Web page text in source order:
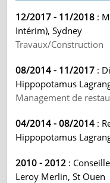
12/2017 - 11/2018 :
Intérim), Sydney
Travaux/Construction
08/2014 - 11/2017 :
Hippopotamus
Management de
04/2014 - 08/2014 :
Hippopotamus
2010 - 2012 :
Leroy Merlin, St Ouen